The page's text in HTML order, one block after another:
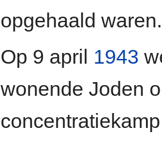
opgehaald waren.
Op 9 april 1943
wonende Joden